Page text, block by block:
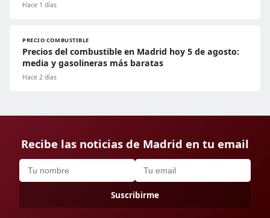
Hace 1 días
PRECIO COMBUSTIBLE
Precios del combustible en Madrid hoy 5 de agosto:
media y gasolineras más baratas
Hace 2 días
Recibe las noticias de Madrid en tu email
Suscribirme